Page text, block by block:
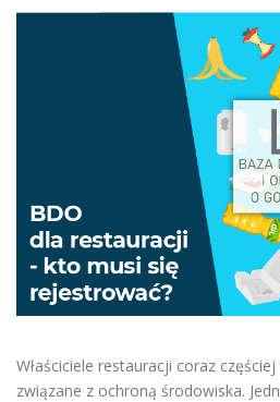
Właściciele restauracji coraz
związane z ochroną środowiska.